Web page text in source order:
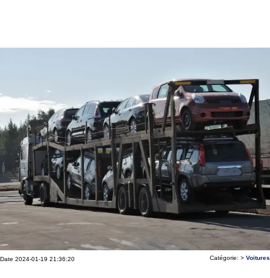
Date 2024-01-19 21:36:20 Catégorie: > Voitures